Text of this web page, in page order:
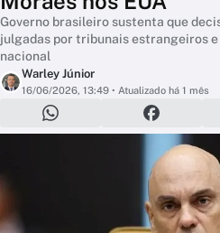
Governo brasileiro sustenta que
julgadas por tribunais estrangeiros
nacional
Warley Júnior
16/06/2026, 13:49 • Atualizado há 1 mês